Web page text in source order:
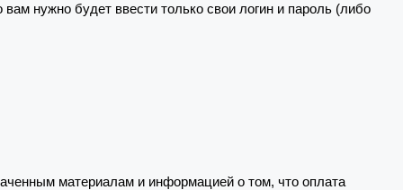
вам нужно будет ввести только свои логин и пароль (либо
материалам и информацией о том, что оплата